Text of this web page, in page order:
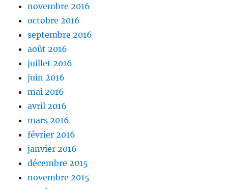
novembre 2016
octobre 2016
septembre 2016
août 2016
juillet 2016
juin 2016
mai 2016
avril 2016
mars 2016
février 2016
janvier 2016
décembre 2015
novembre 2015